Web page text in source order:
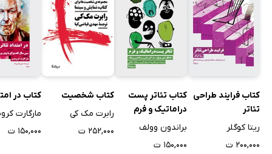
کتاب فرایند طراحی
تئاتر
ریتا کوگلر
۲۰۰,۰۰۰ ت
کتاب تئاتر پست
دراماتیک و فرم
براندون وولف
۱۵۰,۰۰۰ ت
کتاب شخصیت
رابرت مک کی
۲۵۲,۰۰۰ ت
کتاب در
مارگارت
۱۵۰,۰۰۰ ت